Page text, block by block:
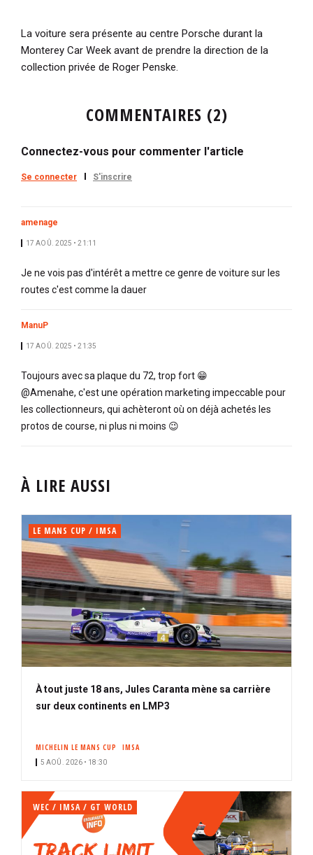
La voiture sera présente au centre Porsche durant la
Monterey Car Week avant de prendre la direction de la
collection privée de Roger Penske.
COMMENTAIRES (2)
Connectez-vous pour commenter l'article
Se connecter S'inscrire
amenage
17 AOÛ. 2025 • 21:11
Je ne vois pas d'intérêt a mettre ce genre de voiture sur les
routes c'est comme la dauer
ManuP
17 AOÛ. 2025 • 21:35
Toujours avec sa plaque du 72, trop fort 😁
@Amenahe, c'est une opération marketing impeccable pour
les collectionneurs, qui achèteront où on déjà achetés les
protos de course, ni plus ni moins 😉
À LIRE AUSSI
LE MANS CUP / IMSA
À tout juste 18 ans, Jules Caranta mène sa carrière
sur deux continents en LMP3
MICHELIN LE MANS CUP IMSA
5 AOÛ. 2026 • 18:30
WEC / IMSA / GT WORLD